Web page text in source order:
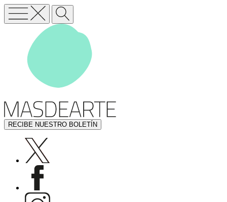
RECIBE NUESTRO BOLETÍN